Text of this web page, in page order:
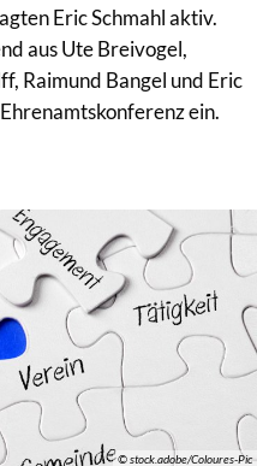
Eric Schmahl aktiv.
aus Ute Breivogel,
Raimund Bangel und Eric
ein.
© stock.adobe/Coloures-Pic